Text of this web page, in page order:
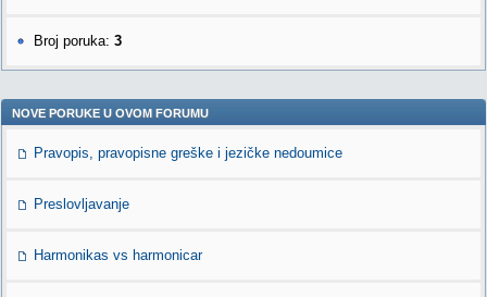
Broj poruka: 3
NOVE PORUKE U OVOM FORUMU
Pravopis, pravopisne greške i jezičke nedoumice
Preslovljavanje
Harmonikas vs harmonicar